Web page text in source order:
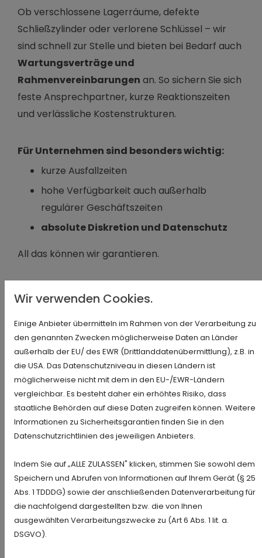
Ob verschlossene Lagerräume, defekte
Schließzylinder oder verlorene Schlüssel – wir
sind schnell zur Stelle und bieten bei Bedarf auch
Wartungsverträge und
Rahmenvereinbarungen an. So sichern Sie sich
feste Ansprechpartner, kurze Reaktionszeiten
und verlässliche Kostenstrukturen.
Für Unternehmen sind besonders wichtig:
kurze Ausfallzeiten
hohe Verfügbarkeit auch außerhalb
regulärer Geschäftszeiten
absolute Diskretion und Datenschutz
All das können wir garantieren.
TRANSPARENTE PREISE & KEINE
VERSTECKTEN KOSTEN
Ein häufiger Kritikpunkt an Schlüsseldiensten ist
die Intransparenz bei der Preisgestaltung. Wir bei
Moritz gehen bewusst einen anderen Weg:
Ehrlichkeit, Transparenz und Fairness sind
unser Versprechen.
Schon am Telefon erhalten Sie eine
Dabei berücksichtigen wir:
Art der Öffnung (Haus, Auto, Keller)
Uhrzeit (Werktags, Wochenende, Feiertage)
Wir verwenden Cookies.
Einige Anbieter übermitteln im Rahmen von der Verarbeitung zu
den genannten Zwecken möglicherweise Daten an Länder
außerhalb der EU/ des EWR (Drittlanddatenübermittlung), z.B. in
die USA. Das Datenschutzniveau in diesen Ländern ist
möglicherweise nicht mit dem in den EU-/EWR-Ländern
vergleichbar. Es besteht daher ein erhöhtes Risiko, dass
staatliche Behörden auf diese Daten zugreifen können. Weitere
Informationen zu Sicherheitsgarantien finden Sie in den
Datenschutzrichtlinien des jeweiligen Anbieters.
Indem Sie auf „ALLE ZULASSEN" klicken, stimmen Sie sowohl dem
Speichern und Abrufen von Informationen auf Ihrem Gerät (§ 25
Abs. 1 TDDDG) sowie der anschließenden Datenverarbeitung für
die nachfolgend dargestellten bzw. die von Ihnen
ausgewählten Verarbeitungszwecke zu (Art 6 Abs. 1 lit. a.
DSGVO).